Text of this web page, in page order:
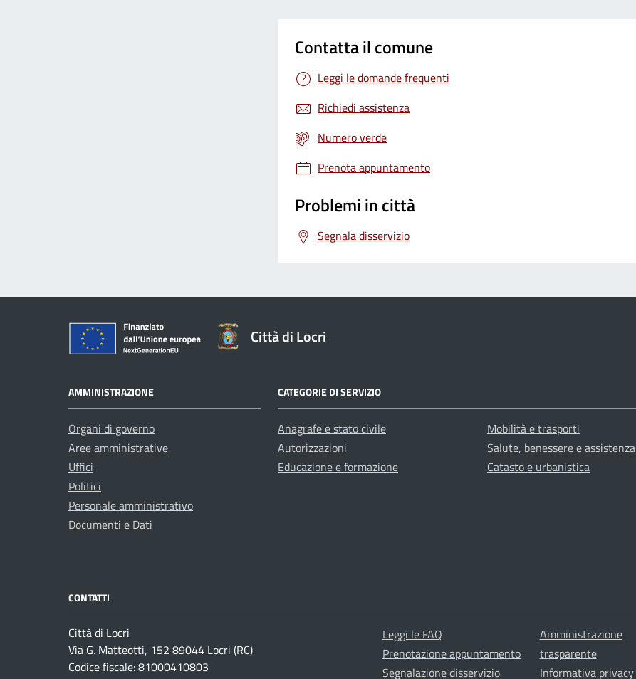
Contatta il comune
Leggi le domande frequenti
Richiedi assistenza
Numero verde
Prenota appuntamento
Problemi in città
Segnala disservizio
Città di Locri
AMMINISTRAZIONE
Organi di governo
Aree amministrative
Uffici
Politici
Personale amministrativo
Documenti e Dati
CATEGORIE DI SERVIZIO
Anagrafe e stato civile
Autorizzazioni
Educazione e formazione
Mobilità e trasporti
Salute, benessere e assistenza
Catasto e urbanistica
CONTATTI
Città di Locri
Via G. Matteotti, 152 89044 Locri (RC)
Codice fiscale: 81000410803
Leggi le FAQ
Prenotazione appuntamento
Segnalazione disservizio
Amministrazione
trasparente
Informativa privacy